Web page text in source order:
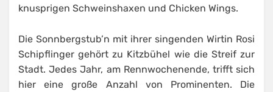
knusprigen Schweinshaxen und Chicken Wings.
Die Sonnbergstub’n mit ihrer singenden Wirtin Rosi
Schipflinger gehört zu Kitzbühel wie die Streif zur
Stadt. Jedes Jahr, am Rennwochenende, trifft sich
hier eine große Anzahl von Prominenten. Die